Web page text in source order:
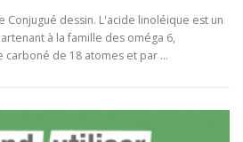
Conjugué dessin. L'acide linoléique est un
à la famille des oméga 6,
carboné de 18 atomes et par …